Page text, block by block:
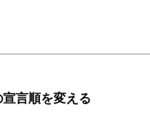
言順を変える